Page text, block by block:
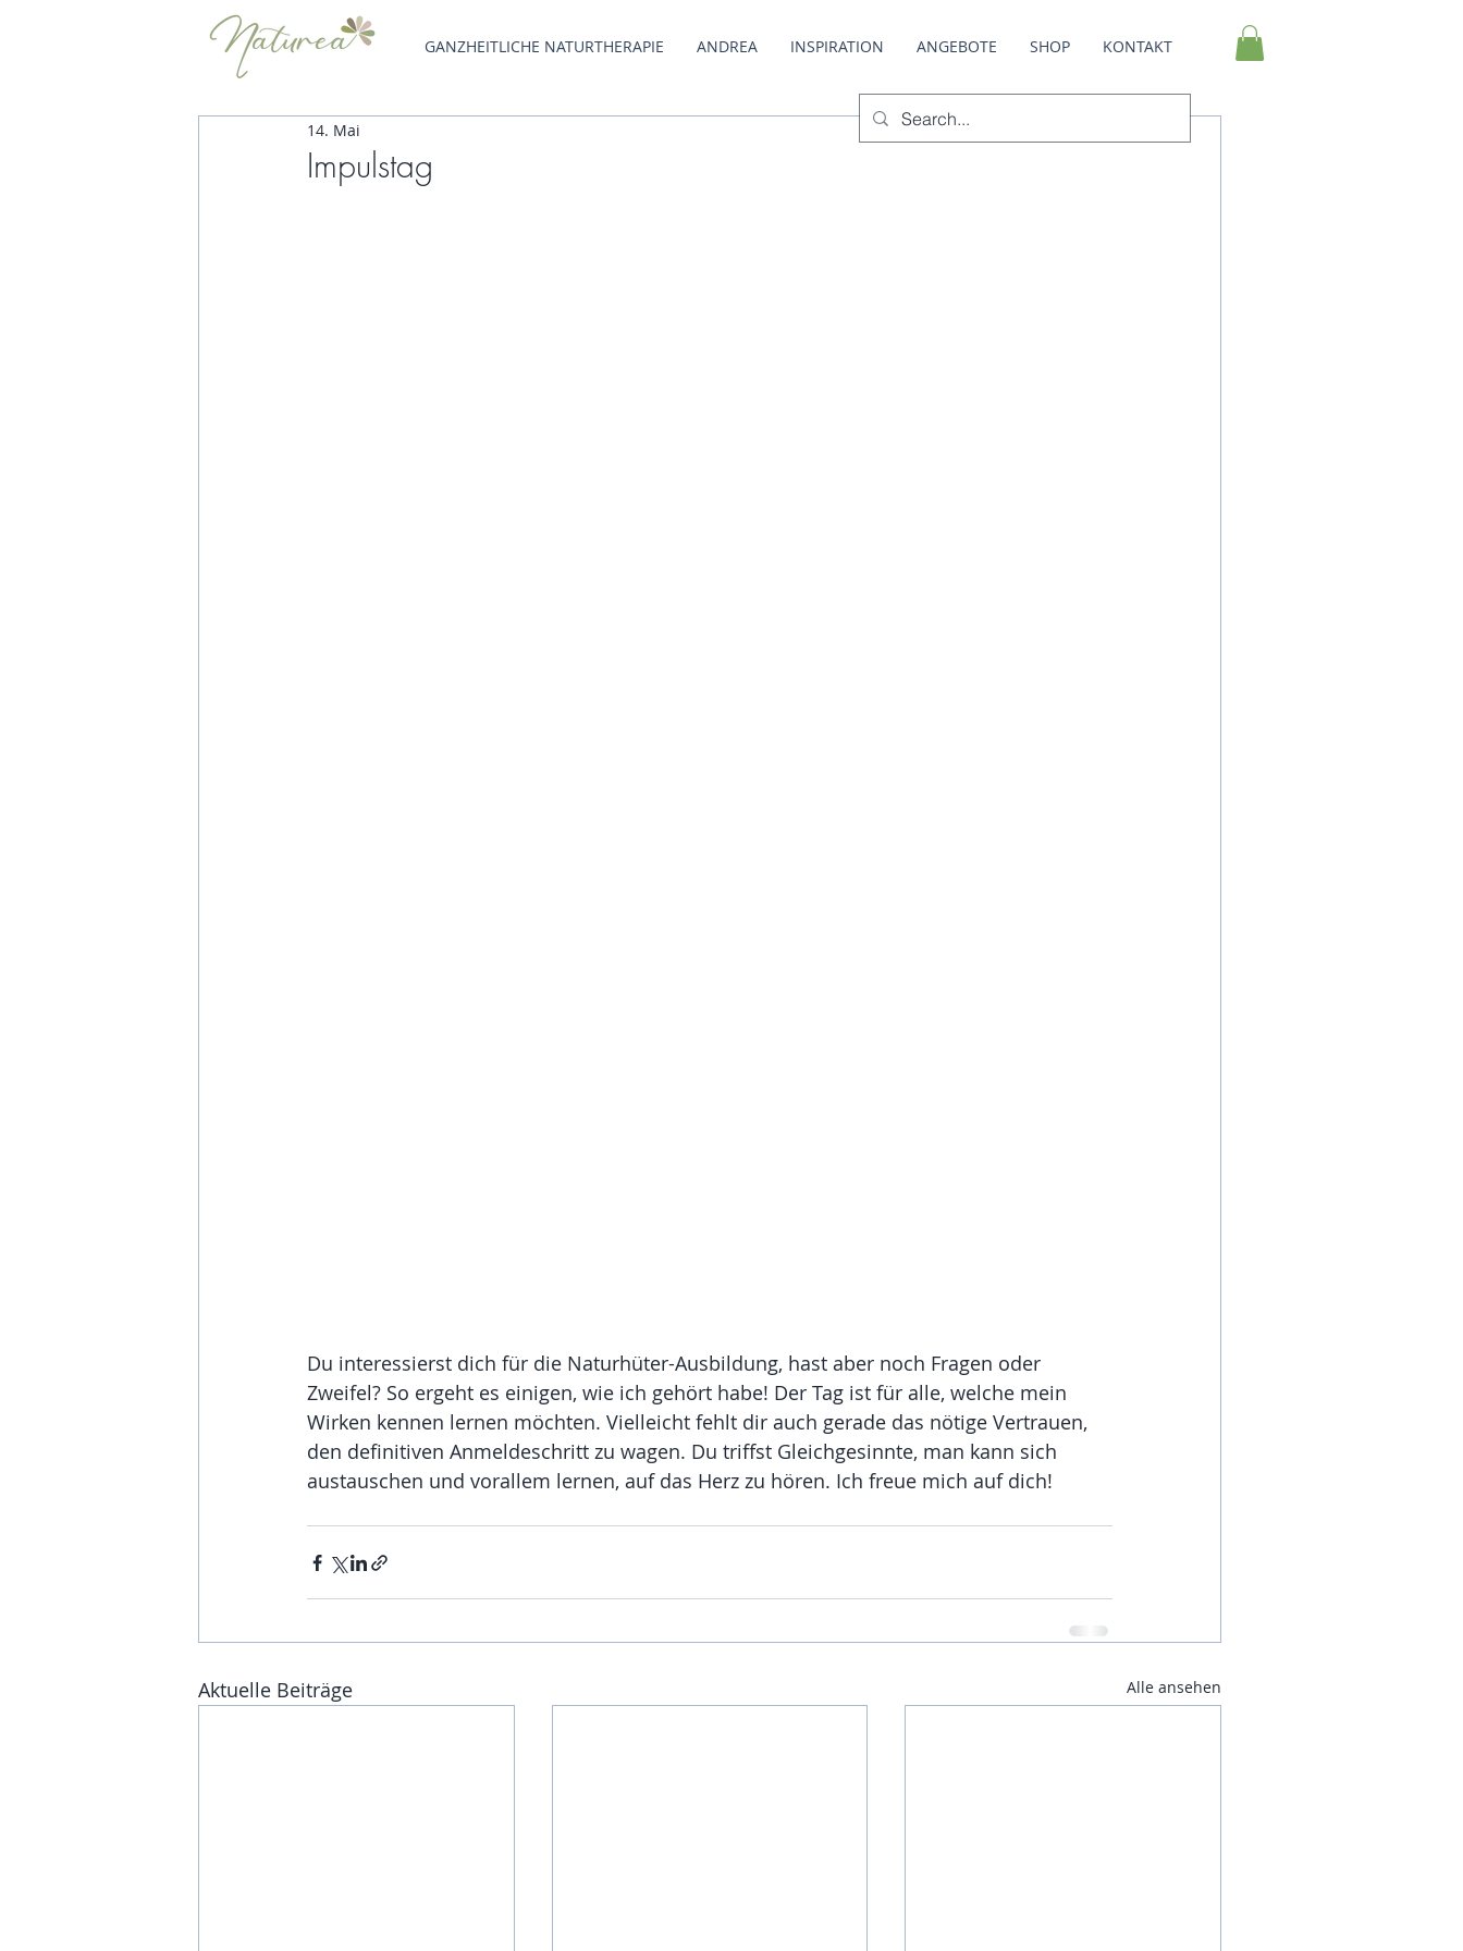
GANZHEITLICHE NATURTHERAPIE ANDREA INSPIRATION ANGEBOTE SHOP KONTAKT
Impulstag
14. Mai
Du interessierst dich für die Naturhüter-Ausbildung, hast aber noch Fragen oder
Zweifel? So ergeht es einigen, wie ich gehört habe! Der Tag ist für alle, welche mein
Wirken kennen lernen möchten. Vielleicht fehlt dir auch gerade das nötige Vertrauen,
den definitiven Anmeldeschritt zu wagen. Du triffst Gleichgesinnte, man kann sich
austauschen und vorallem lernen, auf das Herz zu hören. Ich freue mich auf dich!
Aktuelle Beiträge Alle ansehen